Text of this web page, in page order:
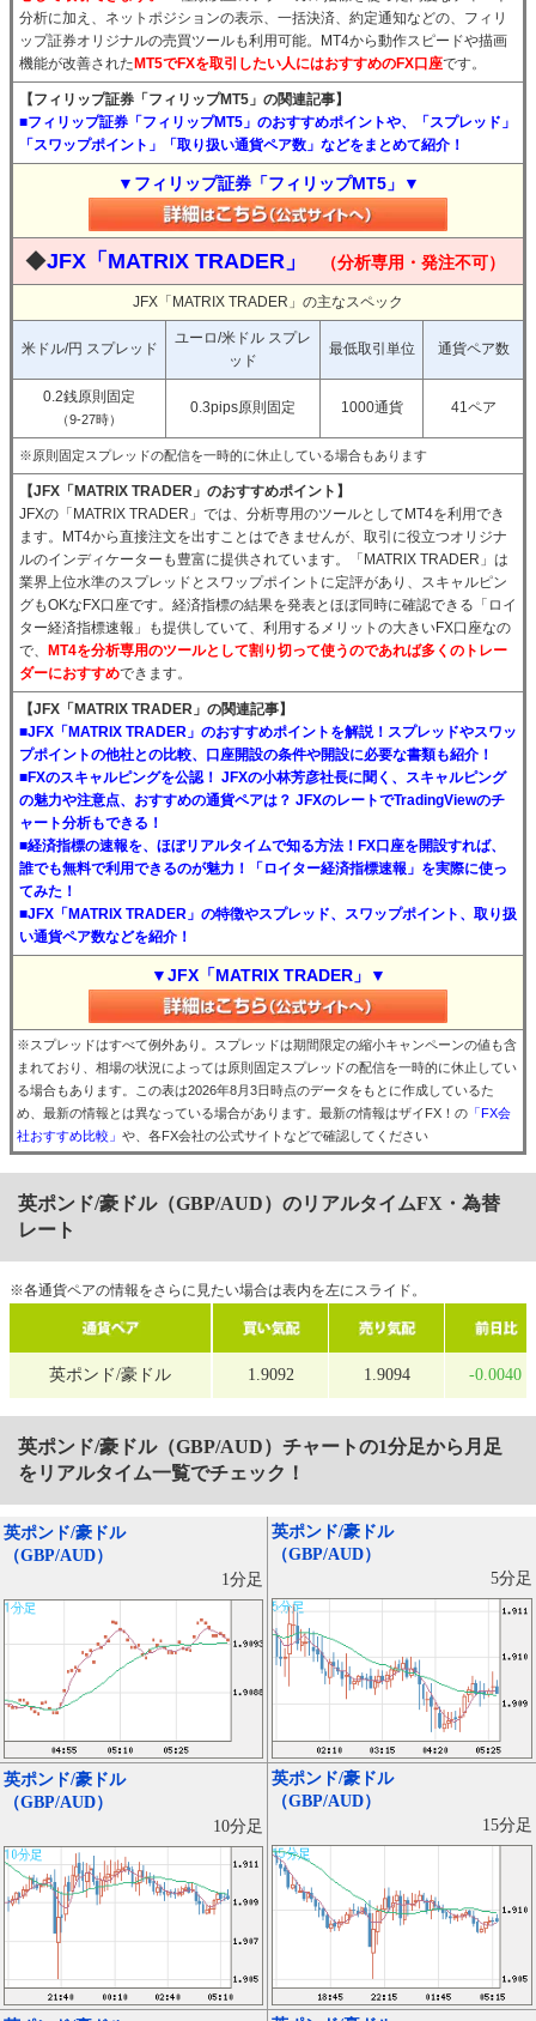
分析に加え、ネットポジションの表示、一括決済、約定通知などの、フィリ
ップ証券オリジナルの売買ツールも利用可能。MT4から動作スピードや描画
機能が改善された MT5でFXを取引したい人にはおすすめのFX口座です。
【フィリップ証券「フィリップMT5」の関連記事】
■フィリップ証券「フィリップMT5」のおすすめポイントや、「スプレッド」
「スワップポイント」「取り扱い通貨ペア数」などをまとめて紹介！
▼フィリップ証券「フィリップMT5」▼
◆JFX「MATRIX TRADER」 （分析専用・発注不可）
JFX「MATRIX TRADER」の主なスペック
米ドル/円 スプレッド
ユーロ/米ドル スプレ
ッド
最低取引単位 通貨ペア数
0.2銭原則固定
（9-27時）
0.3pips原則固定 1000通貨 41ペア
※原則固定スプレッドの配信を一時的に休止している場合もあります
【JFX「MATRIX TRADER」のおすすめポイント】
JFXの「MATRIX TRADER」では、分析専用のツールとしてMT4を利用でき
ます。MT4から直接注文を出すことはできませんが、取引に役立つオリジナ
ルのインディケーターも豊富に提供されています。「MATRIX TRADER」は
業界上位水準のスプレッドとスワップポイントに定評があり、スキャルピン
グもOKなFX口座です。経済指標の結果を発表とほぼ同時に確認できる「ロイ
ター経済指標速報」も提供していて、利用するメリットの大きいFX口座なの
で、
MT4を分析専用のツールとして割り切って使うのであれば多くのトレー
ダーにおすすめできます。
【JFX「MATRIX TRADER」の関連記事】
■JFX「MATRIX TRADER」のおすすめポイントを解説！スプレッドやスワッ
プポイントの他社との比較、口座開設の条件や開設に必要な書類も紹介！
■FXのスキャルピングを公認！ JFXの小林芳彦社長に聞く、スキャルピング
の魅力や注意点、おすすめの通貨ペアは？ JFXのレートでTradingViewのチ
ャート分析もできる！
■経済指標の速報を、ほぼリアルタイムで知る方法！FX口座を開設すれば、
誰でも無料で利用できるのが魅力！「ロイター経済指標速報」を実際に使っ
てみた！
■JFX「MATRIX TRADER」の特徴やスプレッド、スワップポイント、取り扱
い通貨ペア数などを紹介！
▼JFX「MATRIX TRADER」▼
※スプレッドはすべて例外あり。スプレッドは期間限定の縮小キャンペーンの値も含
まれており、相場の状況によっては原則固定スプレッドの配信を一時的に休止してい
る場合もあります。この表は2026年8月3日時点のデータをもとに作成しているた
め、最新の情報とは異なっている場合があります。最新の情報はザイFX！の 「FX会
社おすすめ比較」 や、各FX会社の公式サイトなどで確認してください
英ポンド/豪ドル（GBP/AUD）のリアルタイムFX・為替
レート
※各通貨ペアの情報をさらに見たい場合は表内を左にスライド。
英ポンド/豪ドル 1.9092 1.9094 -0.0040
英ポンド/豪ドル（GBP/AUD） チャートの1分足から月足
をリアルタイム一覧でチェック！
英ポンド/豪ドル
（GBP/AUD）
1分足
英ポンド/豪ドル
（GBP/AUD）
5分足
英ポンド/豪ドル
（GBP/AUD）
10分足
英ポンド/豪ドル
（GBP/AUD）
15分足